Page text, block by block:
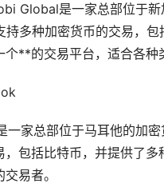
Global是一家总部位于
持多种加密货币的交易，
个**的交易平台，适合各种
一家总部位于马耳他的加
，包括比特币，并提供了
易者。